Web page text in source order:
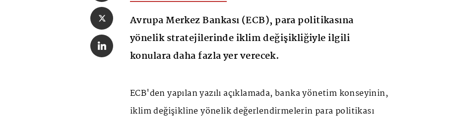
Avrupa Merkez Bankası (ECB), para politikasına
yönelik stratejilerinde iklim değişikliğiyle ilgili
konulara daha fazla yer verecek.
ECB'den yapılan yazılı açıklamada, banka yönetim konseyinin,
iklim değişikline yönelik değerlendirmelerin para politikası